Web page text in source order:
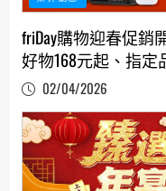
friDay購物迎春促銷
好物168元起、指定
02/04/2026